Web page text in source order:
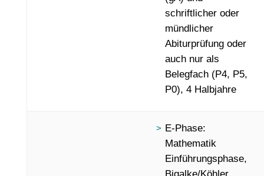
schriftlicher oder
mündlicher
Abiturprüfung oder
auch nur als
Belegfach (P4, P5,
P0), 4 Halbjahre
E-Phase:
Mathematik
Einführungsphase,